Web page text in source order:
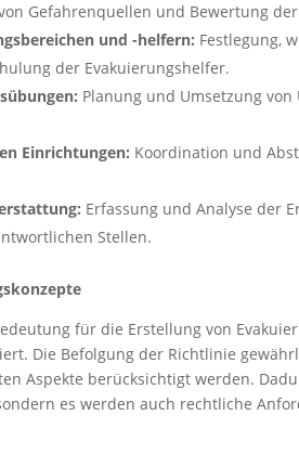
Gefahrenquellen und Bewertung
und -helfern: Festlegung,
der Evakuierungshelfer.
Planung und Umsetzung
Einrichtungen: Koordination und
Erfassung und Analyse der
Stellen.
für die Erstellung von
Die Befolgung der Richtlinie
Aspekte berücksichtigt werden.
es werden auch rechtliche